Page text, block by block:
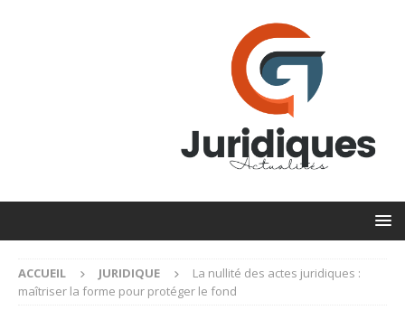
ACCUEIL JURIDIQUE
La nullité des actes juridiques :
maîtriser la forme pour protéger le fond